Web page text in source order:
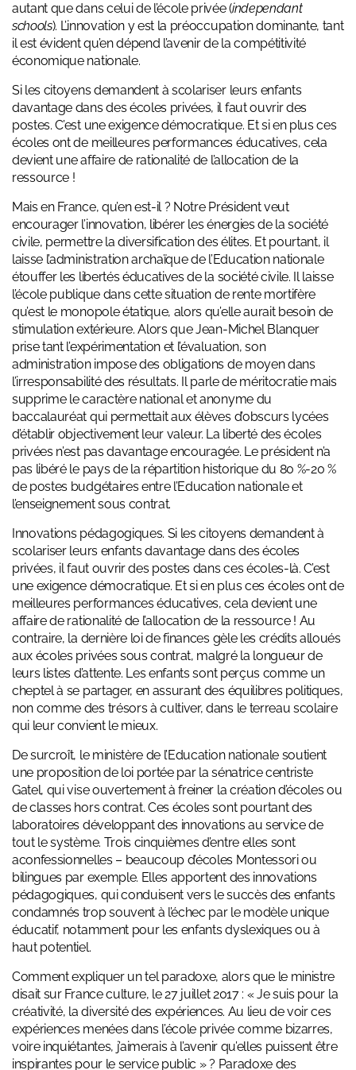
autant que dans celui de l’école privée (independant
schools). L’innovation y est la préoccupation dominante, tant
il est évident qu’en dépend l’avenir de la compétitivité
économique nationale.
Si les citoyens demandent à scolariser leurs enfants
davantage dans des écoles privées, il faut ouvrir des
postes. C’est une exigence démocratique. Et si en plus ces
écoles ont de meilleures performances éducatives, cela
devient une affaire de rationalité de l’allocation de la
ressource !
Mais en France, qu’en est-il ? Notre Président veut
encourager l’innovation, libérer les énergies de la société
civile, permettre la diversification des élites. Et pourtant, il
laisse l’administration archaïque de l’Education nationale
étouffer les libertés éducatives de la société civile. Il laisse
l’école publique dans cette situation de rente mortifère
qu’est le monopole étatique, alors qu’elle aurait besoin de
stimulation extérieure. Alors que Jean-Michel Blanquer
prise tant l’expérimentation et l’évaluation, son
administration impose des obligations de moyen dans
l’irresponsabilité des résultats. Il parle de méritocratie mais
supprime lecaractère national et anonyme du
baccalauréat qui permettait aux élèves d’obscurs lycées
d’établir objectivement leur valeur. La liberté des écoles
privées n’est pas davantage encouragée. Le président n’a
pas libéré le pays de la répartition historique du 80 %-20 %
de postes budgétaires entre l’Education nationale et
l’enseignement sous contrat.
Innovations pédagogiques. Si les citoyens demandent à
scolariser leurs enfants davantage dans des écoles
privées, il faut ouvrir des postes dans ces écoles-là. C’est
une exigence démocratique. Et si en plus ces écoles ont de
meilleures performances éducatives, cela devient une
affaire de rationalité de l’allocation de la ressource ! Au
contraire, la dernière loi de finances gèle les crédits alloués
aux écoles privées sous contrat, malgré la longueur de
leurs listes d’attente. Les enfants sont perçus comme un
cheptel à se partager, en assurant des équilibres politiques,
non comme des trésors à cultiver, dans le terreau scolaire
qui leur convient le mieux.
De surcroît, le ministère de l’Education nationale soutient
une proposition de loi portée par la sénatrice centriste
Gatel, qui vise ouvertement à freiner la création d’écoles ou
de classes hors contrat. Ces écoles sont pourtant des
laboratoires développant des innovations au service de
tout le système. Trois cinquièmes d’entre elles sont
aconfessionnelles – beaucoup d’écoles Montessori ou
bilingues par exemple. Elles apportent des innovations
pédagogiques, qui conduisent vers le succès des enfants
condamnés trop souvent à l’échec par le modèle unique
éducatif, notamment pour les enfants dyslexiques ou à
haut potentiel.
Comment expliquer un tel paradoxe, alors que le ministre
disait sur France culture, le 27 juillet 2017 : « Je suis pour la
créativité, la diversité des expériences. Au lieu de voir ces
expériences menées dans l’école privée comme bizarres,
voire inquiétantes, j’aimerais à l’avenir qu’elles puissent être
inspirantes pour le service public » ? Paradoxe des